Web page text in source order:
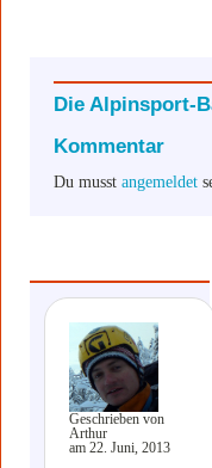
Die Alpinsport-
Kommentar
Du musstangemeldet
Geschrieben von
Arthur
am 22. Juni, 2013